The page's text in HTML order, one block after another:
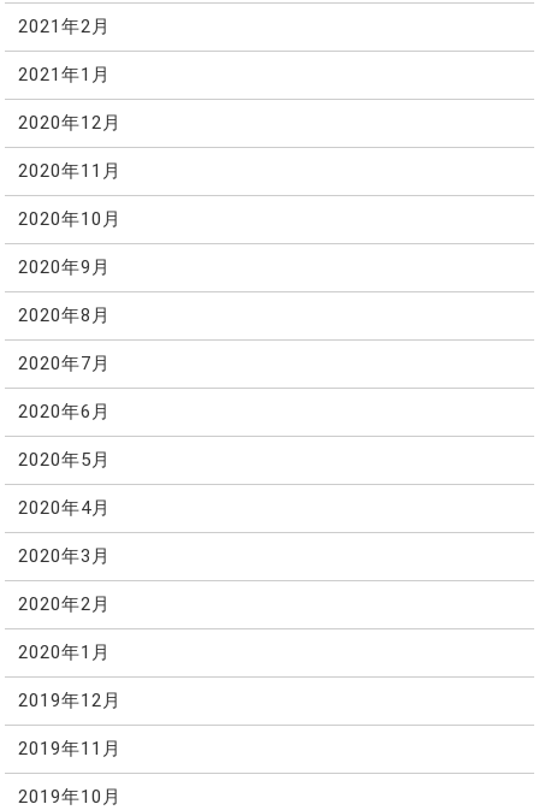
2021年2月
2021年1月
2020年12月
2020年11月
2020年10月
2020年9月
2020年8月
2020年7月
2020年6月
2020年5月
2020年4月
2020年3月
2020年2月
2020年1月
2019年12月
2019年11月
2019年10月